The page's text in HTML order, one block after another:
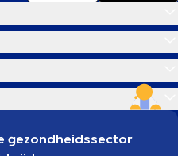
gezondheidssector